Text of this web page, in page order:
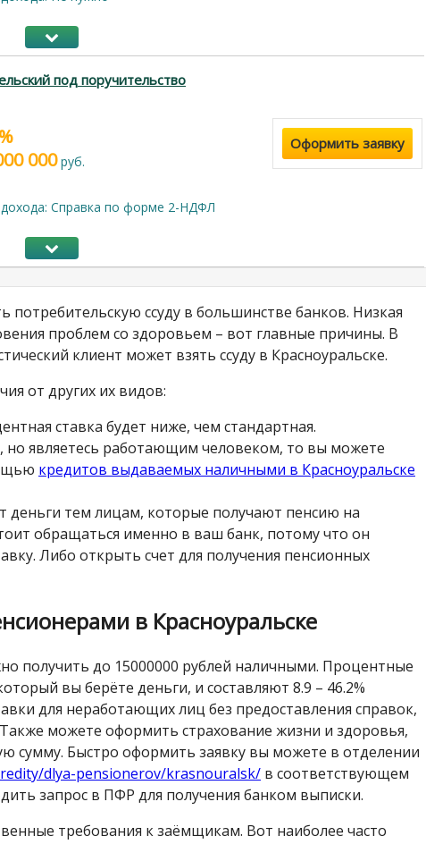
под поручительство
000руб.
Справка по форме 2-НДФЛ
Оформить заявку
ссуду в большинстве банков. Низкая
проблем со здоровьем – вот главные причины. В
клиент может взять ссуду в Красноуральске.
от других их видов:
ставка будет ниже, чем стандартная.
но являетесь работающим человеком, то вы можете
кредитов выдаваемых наличными в Красноуральске
тем лицам, которые получают пенсию на
обращаться именно в ваш банк, потому что он
Либо открыть счет для получения пенсионных
в Красноуральске
получить до 15000000 рублей наличными. Процентные
вы берёте деньги, и составляют 8.9 – 46.2%
для неработающих лиц без предоставления справок,
Также можете оформить страхование жизни и здоровья,
сумму. Быстро оформить заявку вы можете в отделении
dlya-pensionerov/krasnouralsk/ в соответствующем
запрос в ПФР для получения банком выписки.
требования к заёмщикам. Вот наиболее часто